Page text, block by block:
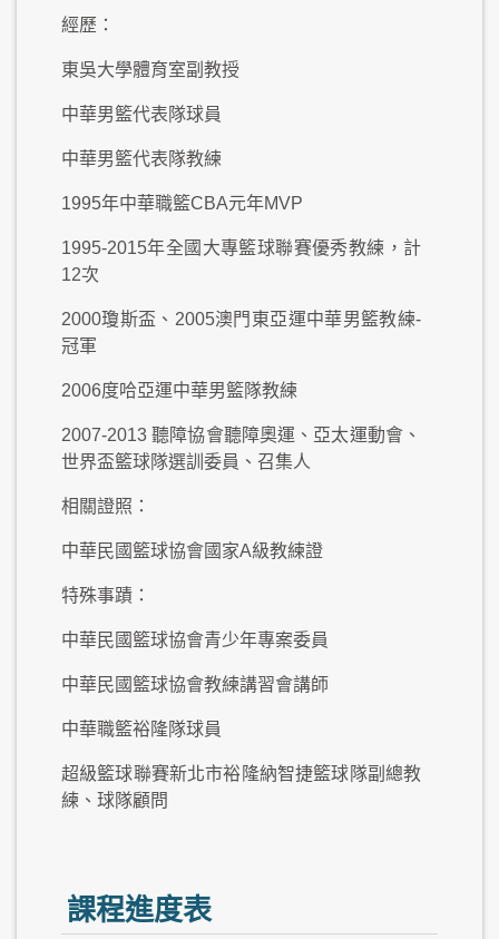
經歷：
東吳大學體育室副教授
中華男籃代表隊球員
中華男籃代表隊教練
1995年中華職籃CBA元年MVP
1995-2015年全國大專籃球聯賽優秀教練，計
12次
2000瓊斯盃、2005澳門東亞運中華男籃教練-
冠軍
2006度哈亞運中華男籃隊教練
2007-2013 聽障協會聽障奧運、亞太運動會、
世界盃籃球隊選訓委員、召集人
相關證照：
中華民國籃球協會國家A級教練證
特殊事蹟：
中華民國籃球協會青少年專案委員
中華民國籃球協會教練講習會講師
中華職籃裕隆隊球員
超級籃球聯賽新北市裕隆納智捷籃球隊副總教
練、球隊顧問
課程進度表